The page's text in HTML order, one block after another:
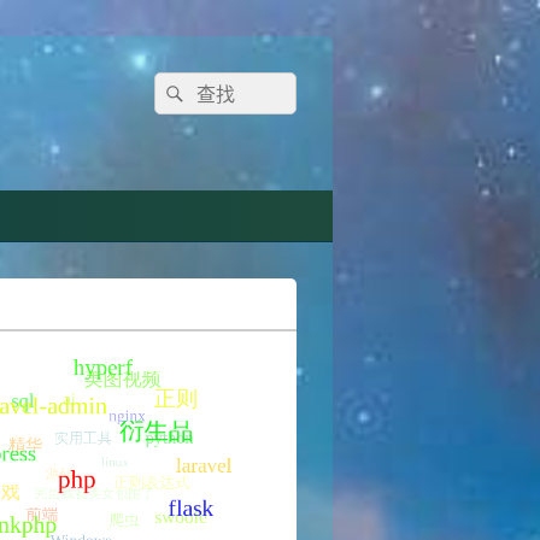
Search
for:
Search